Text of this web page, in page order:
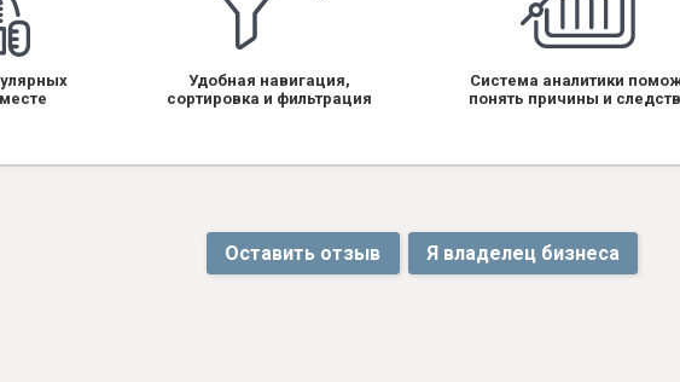
Удобная навигация,
сортировка и фильтрация
Система аналитики
понять причины и
Оставить отзыв Я владелец бизнеса